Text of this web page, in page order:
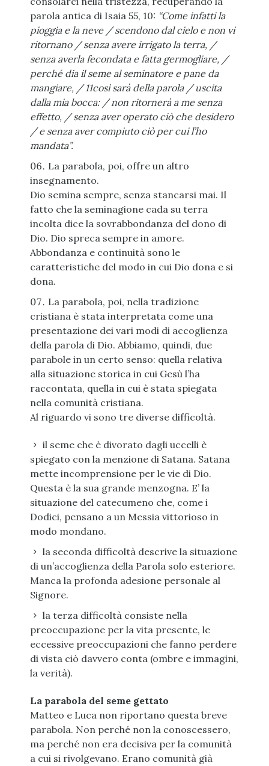
parola antica di Isaia 55, 10: “Come infatti la
pioggia e la neve / scendono dal cielo e non vi
ritornano / senza avere irrigato la terra, /
senza averla fecondata e fatta germogliare, /
perché dia il seme al seminatore e pane da
mangiare, / 11così sarà della parola / uscita
dalla mia bocca: / non ritornerà a me senza
effetto, / senza aver operato ciò che desidero
/ e senza aver compiuto ciò per cui l’ho
mandata”.
La parabola, poi, offre un altro
insegnamento.
Dio semina sempre, senza stancarsi mai. Il
fatto che la seminagione cada su terra
incolta dice la sovrabbondanza del dono di
Dio. Dio spreca sempre in amore.
Abbondanza e continuità sono le
caratteristiche del modo in cui Dio dona e si
dona.
La parabola, poi, nella tradizione
cristiana è stata interpretata come una
presentazione dei vari modi di accoglienza
della parola di Dio. Abbiamo, quindi, due
parabole in un certo senso: quella relativa
alla situazione storica in cui Gesù l’ha
raccontata, quella in cui è stata spiegata
nella comunità cristiana.
Al riguardo vi sono tre diverse difficoltà.
il seme che è divorato dagli uccelli è
spiegato con la menzione di Satana. Satana
mette incomprensione per le vie di Dio.
Questa è la sua grande menzogna. E’ la
situazione del catecumeno che, come i
Dodici, pensano a un Messia vittorioso in
modo mondano.
la seconda difficoltà descrive la situazione
di un’accoglienza della Parola solo esteriore.
Manca la profonda adesione personale al
Signore.
la terza difficoltà consiste nella
preoccupazione per la vita presente, le
eccessive preoccupazioni che fanno perdere
di vista ciò davvero conta (ombre e immagini,
la verità).
La parabola del seme gettato
Matteo e Luca non riportano questa breve
parabola. Non perché non la conoscessero,
ma perché non era decisiva per la comunità
a cui si rivolgevano. Erano comunità già